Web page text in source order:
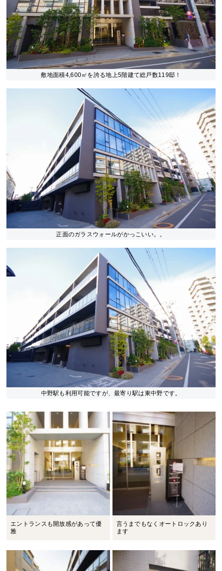
敷地面積4,600㎡を誇る地上5階建て総戸数119邸！
正面のガラスウォールがかっこいい。。
中野駅も利用可能ですが、最寄り駅は東中野です。
エントランスも開放感があって優
雅
言うまでもなくオートロックあり
ます